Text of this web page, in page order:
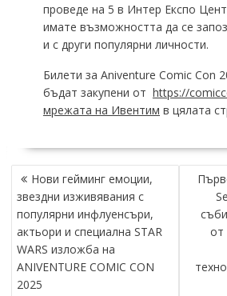
проведе на 5 в Интер Експо
имате възможността да се
и с други популярни личности.
Билети за Aniventure Comic Con
бъдат закупени от https://
мрежата на Ивентим в цялата
POST
NAVIGATION
Нови гейминг емоции,
звездни изживявания с
популярни инфлуенсъри,
актьори и специална STAR
WARS изложба на
ANIVENTURE COMIC CON
2025
от